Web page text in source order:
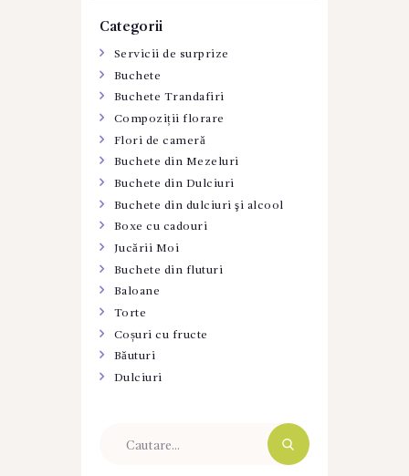
Categorii
Servicii de surprize
Buchete
Buchete Trandafiri
Compoziții florare
Flori de cameră
Buchete din Mezeluri
Buchete din Dulciuri
Buchete din dulciuri şi alcool
Boxe cu cadouri
Jucării Moi
Buchete din fluturi
Baloane
Torte
Coșuri cu fructe
Băuturi
Dulciuri